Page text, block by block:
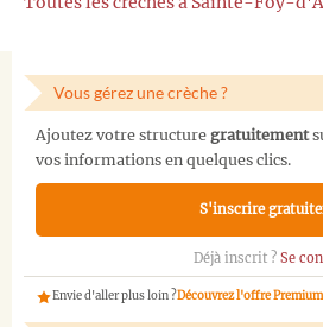
Vous gérez une crèche ?
Ajoutez votre structure gratuitement
vos informations en quelques clics.
S'inscrire
Déjà inscrit ? Se
Envie d'aller plus loin ?Découvrez l'offre Premium